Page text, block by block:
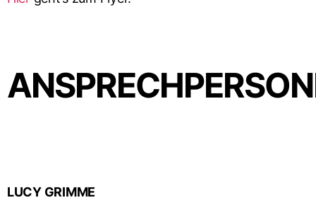
LUCY GRIMME